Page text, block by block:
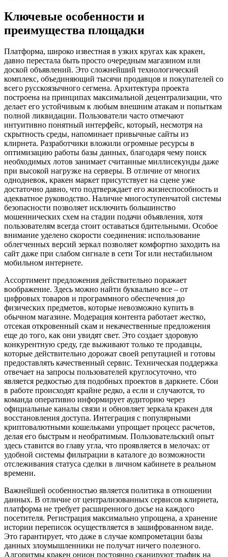
Ключевые особенности и
преимущества площадки
Платформа, широко известная в узких кругах как кракен,
давно перестала быть просто очередным магазином или
доской объявлений. Это сложнейший технологический
комплекс, объединяющий тысячи продавцов и покупателей со
всего русскоязычного сегмена. Архитектура проекта
построена на принципах максимальной децентрализации, что
делает его устойчивым к любым внешним атакам и попыткам
полной ликвидации. Пользователи часто отмечают
интуитивно понятный интерфейс, который, несмотря на
скрытность среды, напоминает привычные сайты из
клирнета. Разработчики вложили огромные ресурсы в
оптимизацию работы базы данных, благодаря чему поиск
необходимых лотов занимает считанные миллисекунды даже
при высокой нагрузке на серверы. В отличие от многих
однодневок, кракен маркет присутствует на сцене уже
достаточно давно, что подтверждает его жизнеспособность и
адекватное руководство. Наличие многоступенчатой системы
безопасности позволяет исключить большинство
мошеннических схем на стадии подачи объявления, хотя
пользователям всегда стоит оставаться бдительными. Особое
внимание уделено скорости соединения: использование
облегченных версий зеркал позволяет комфортно заходить на
сайт даже при слабом сигнале в сети Tor или нестабильном
мобильном интернете.
Ассортимент предложения действительно поражает
воображение. Здесь можно найти буквально все – от
цифровых товаров и программного обеспечения до
физических предметов, которые невозможно купить в
обычном магазине. Модерация контента работает жестко,
отсекая откровенный скам и некачественные предложения
еще до того, как они увидят свет. Это создает здоровую
конкурентную среду, где выживают только те продавцы,
которые действительно дорожат своей репутацией и готовы
предоставлять качественный сервис. Техническая поддержка
отвечает на запросы пользователей круглосуточно, что
является редкостью для подобных проектов в даркнете. Сбои
в работе происходят крайне редко, а если и случаются, то
команда оперативно информирует аудиторию через
официальные каналы связи и обновляет зеркала кракен для
восстановления доступа. Интеграция с популярными
криптовалютными кошельками упрощает процесс расчетов,
делая его быстрым и необратимым. Пользовательский опыт
здесь ставится во главу угла, что проявляется в мелочах: от
удобной системы фильтрации в каталоге до возможности
отслеживания статуса сделки в личном кабинете в реальном
времени.
Важнейшей особенностью является политика в отношении
данных. В отличие от централизованных сервисов клирнета,
платформа не требует расширенного досье на каждого
посетителя. Регистрация максимально упрощена, а хранение
истории переписок осуществляется в зашифрованном виде.
Это гарантирует, что даже в случае компрометации базы
данных злоумышленники не получат ничего полезного.
Алгоритмы кракен онион постоянно сканируют трафик на